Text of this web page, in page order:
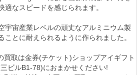
適なスピードを感じられます。
宇宙産業レベルの頑丈なアルミニウム製
ことに耐えられるように作られました。
買取は金券(チケット)ショップアイギフト
ビルB1-78)におまかせください!